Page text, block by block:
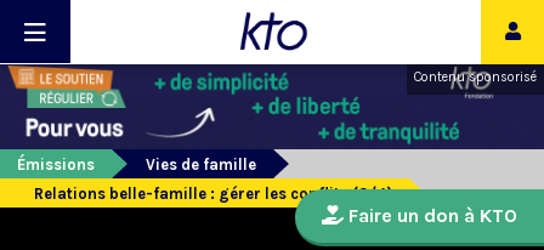
Contenu sponsorisé
Émissions
Vies de famille
Relations belle-famille : gérer les conflits (3/4)
Faire un don à KTO